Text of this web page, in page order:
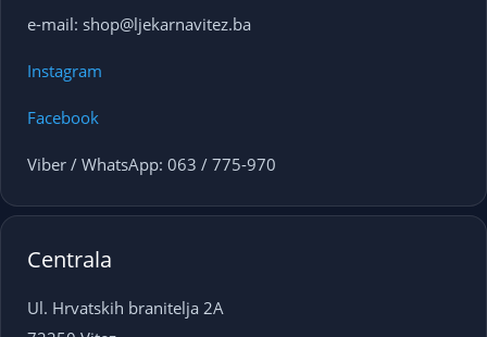
e-mail: shop@ljekarnavitez.ba
Instagram
Facebook
Viber / WhatsApp: 063 / 775-970
Centrala
Ul. Hrvatskih branitelja 2A